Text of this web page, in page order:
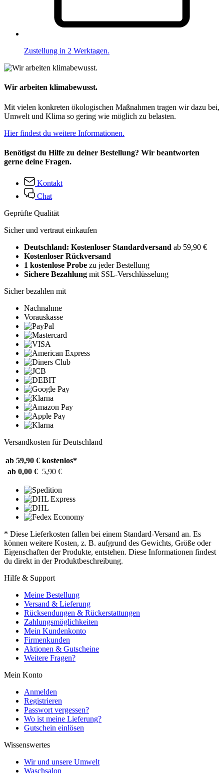
Zustellung in 2 Werktagen.
Wir arbeiten klimabewusst.
Mit vielen konkreten ökologischen Maßnahmen tragen wir dazu bei,
Umwelt und Klima so gering wie möglich zu belasten.
Hier findest du weitere Informationen.
Benötigst du Hilfe zu deiner Bestellung? Wir beantworten
gerne deine Fragen.
Kontakt
Chat
Geprüfte Qualität
Sicher und vertraut einkaufen
Deutschland: Kostenloser Standardversand ab 59,90 €
Kostenloser Rückversand
1 kostenlose Probe zu jeder Bestellung
Sichere Bezahlung mit SSL-Verschlüsselung
Sicher bezahlen mit
Nachnahme
Vorauskasse
Versandkosten für Deutschland
ab 59,90 € kostenlos*
ab 0,00 € 5,90 €
* Diese Lieferkosten fallen bei einem Standard-Versand an. Es
können weitere Kosten, z. B. aufgrund des Gewichts, Größe oder
Eigenschaften der Produkte, entstehen. Diese Informationen findest
du direkt in der Produktbeschreibung.
Hilfe & Support
Meine Bestellung
Versand & Lieferung
Rücksendungen & Rückerstattungen
Zahlungsmöglichkeiten
Mein Kundenkonto
Firmenkunden
Aktionen & Gutscheine
Weitere Fragen?
Mein Konto
Anmelden
Registrieren
Passwort vergessen?
Wo ist meine Lieferung?
Gutschein einlösen
Wissenswertes
Wir und unsere Umwelt
Waschsalon